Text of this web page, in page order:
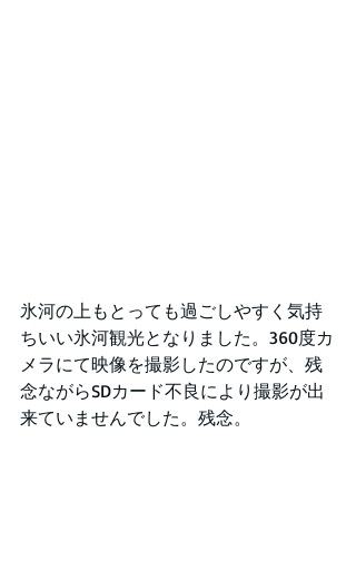
氷河の上もとっても過ごしやすく気持
ちいい氷河観光となりました。360度カ
メラにて映像を撮影したのですが、残
念ながらSDカード不良により撮影が出
来ていませんでした。残念。